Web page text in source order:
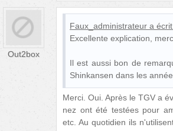
Out2box
Faux_administrateur a
Excellente explication,
Il est aussi bon de
Shinkansen dans les
Merci. Oui. Après le TGV a
nez ont été testées pour
etc. Au quotidien ils